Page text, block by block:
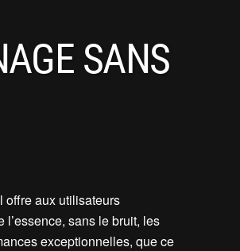
SANS
offre aux utilisateurs
sans le bruit, les
exceptionnelles, que ce